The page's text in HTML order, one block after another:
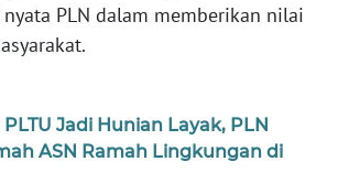
PLN dalam memberikan nilai
Jadi Hunian Layak, PLN
ASN Ramah Lingkungan di